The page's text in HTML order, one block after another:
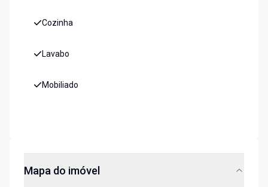
Cozinha
Lavabo
Mobiliado
Mapa do imóvel